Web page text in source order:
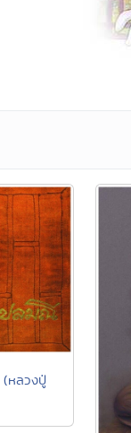
(หลวงปู่